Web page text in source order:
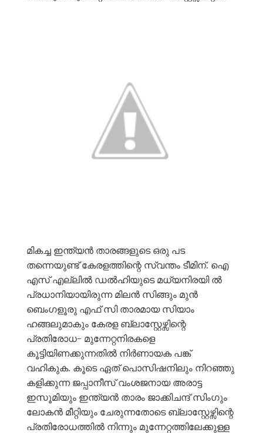
മികച്ച ഇന്ത്യൻ താരങ്ങളുടെ ഒരു പട
തന്നെയുണ്ട് കേരളത്തിന്റെ സ്വന്തം ടീമിന്. ഐ
എസ് എല്ലിൽ ഡൽഹിയുടെ മധ്യനിരയി ൽ
പ്രധാനിയായിരുന്ന മിലൻ സിങ്ങും മുൻ
ബെംഗളൂരു എഫ് സി താരമായ സിയാം
ഹങ്ങലുമാകും കേരള ബ്ലാസ്റ്റേഴ്സിന്റെ
പ്രതിരോധ- മുന്നേറ്റനിരകളെ
കൂട്ടിയിണക്കുന്നതിൽ നിർണായക പങ്ക്
വഹികുക. കൂടെ ഏത് പൊസിഷനിലും നിറഞ്ഞു
കളിക്കുന്ന ജപ്പാനീസ് വംശജനായ അരാട്ട
ഇസൂമിയും ഇന്ത്യൻ താരം ജാക്കിചന്ദ് സിംഗും
ലോകൻ മീറ്റിയും ചേരുന്നതോടെ ബ്ലാസ്റ്റേഴ്സിന്റെ
പ്രതിരോധത്തിൽ നിന്നും മുന്നേറ്റത്തിലേക്കുള്ള